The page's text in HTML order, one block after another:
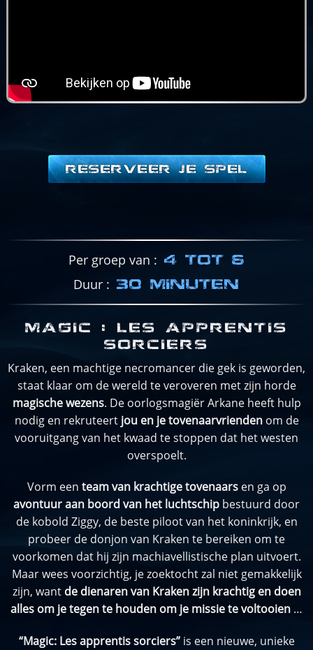
RESERVEER JE SPEL
Per groep van 4 TOT 6
Duur 30 MINUTEN
MAGIC : LES APPRENTIS
SORCIERS
Kraken, een machtige necromancer die gek is geworden,
staatklaarom dewereld teveroveren metzijn horde
magische wezens. DeoorlogsmagiërArkaneheefthulp
nodigen rekruteertjou en je tovenaarvriendenom de
vooruitgangvan het kwaad testoppen dat hetwesten
overspoelt.
Vorm een team van krachtige tovenaarsen ga op
avontuur aan boord van het luchtschip bestuurd door
dekobold Ziggy, debestepilootvan hetkoninkrijk, en
probeer de donjon van Kraken te bereiken om te
voorkomen dathij zijn machiavellistischeplan uitvoert.
Maarwees voorzichtig, jezoektochtzal nietgemakkelijk
zijn, wantde dienaren van Kraken zijn krachtig en doen
alles om je tegen te houden om je missie te voltooien …
“Magic: Les apprentis sorciers”is een nieuwe, unieke